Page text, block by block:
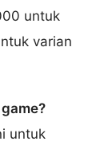
untuk
varian
untuk